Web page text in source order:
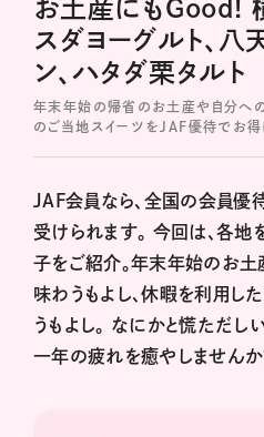
お土産にもGood!
スダヨーグルト、八
ン、ハタダ栗タルト
年末年始の帰省のお土産や自分へ
のご当地スイーツをJAF優待でお
JAF会員なら、全国の会員優
受けられます。 今回は、各
子をご紹介。年末年始のお土
味わうもよし、休暇を利用し
うもよし。 なにかと慌ただし
一年の疲れを癒やしませんか